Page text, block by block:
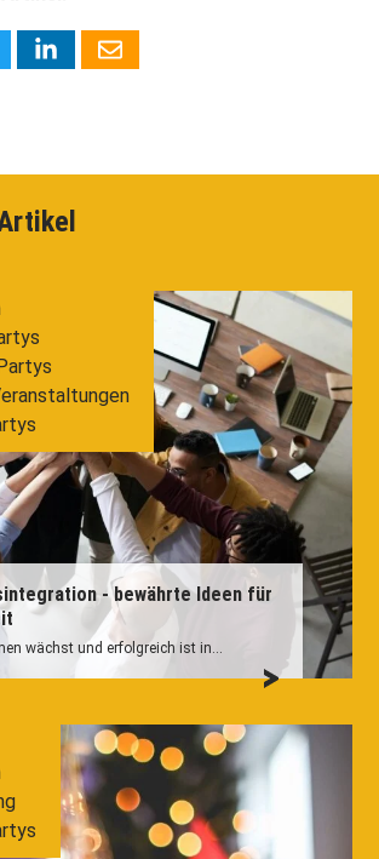
- bewährte Ideen für
wächst und erfolgreich ist in...